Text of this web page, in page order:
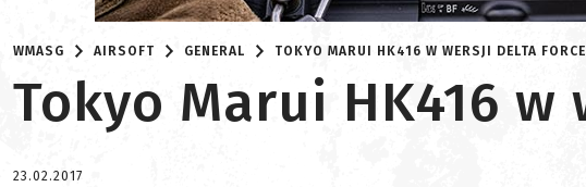
WMASG AIRSOFT GENERAL TOKYO MARUI HK416 W WERSJI DELTA FORCE
Tokyo Marui HK416
23.02.2017